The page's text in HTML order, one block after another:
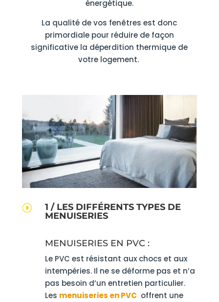
énergétique.
La qualité de vos fenêtres est donc
primordiale pour réduire de façon
significative la déperdition thermique de
votre logement.
I
1 / LES DIFFÉRENTS TYPES DE
MENUISERIES
MENUISERIES EN PVC :
Le PVC est résistant aux chocs et aux
intempéries. Il ne se déforme pas et n’a
pas besoin d’un entretien particulier.
Les menuiseries en PVC offrent une